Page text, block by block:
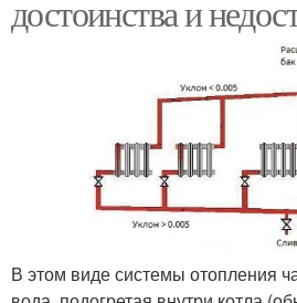
достоинства и
В этом виде системы отопления